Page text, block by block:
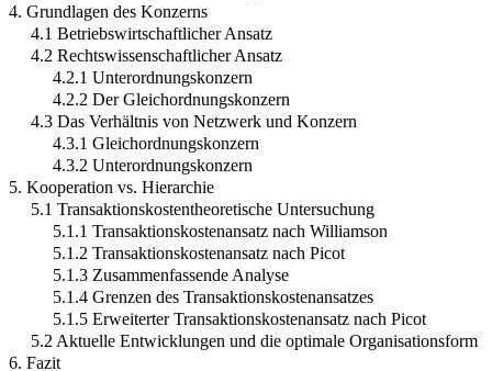
4. Grundlagen des Konzerns
4.1 Betriebswirtschaftlicher Ansatz
4.2 Rechtswissenschaftlicher Ansatz
4.2.1 Unterordnungskonzern
4.2.2 Der Gleichordnungskonzern
4.3 Das Verhältnis von Netzwerk und Konzern
4.3.1 Gleichordnungskonzern
4.3.2 Unterordnungskonzern
5. Kooperation vs. Hierarchie
5.1 Transaktionskostentheoretische Untersuchung
5.1.1 Transaktionskostenansatz nach Williamson
5.1.2 Transaktionskostenansatz nach Picot
5.1.3 Zusammenfassende Analyse
5.1.4 Grenzen des Transaktionskostenansatzes
5.1.5 Erweiterter Transaktionskostenansatz nach Picot
5.2 Aktuelle Entwicklungen und die optimale Organisationsform
6. Fazit